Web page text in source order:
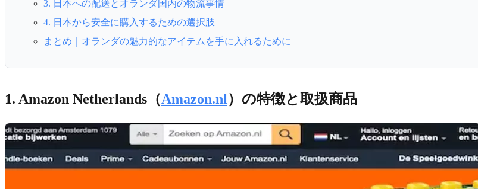
3. 日本への配送とオランダ国内の物流事情
4. 日本から安全に購入するための選択肢
まとめ｜オランダの魅力的なアイテムを手に入れるために
1. Amazon Netherlands（Amazon.nl ）の特徴と取扱商品